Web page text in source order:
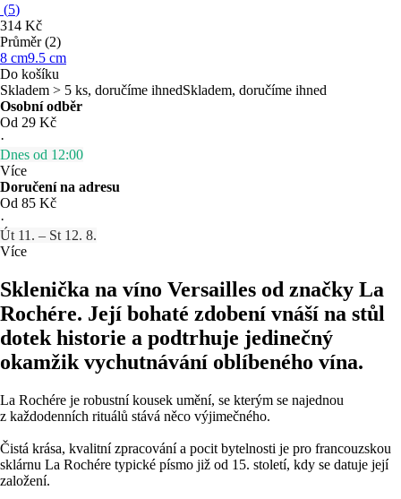
(5)
314 Kč
Průměr (2)
8 cm9.5 cm
Do košíku
Skladem > 5 ks, doručíme ihnedSkladem, doručíme ihned
Osobní odběr
Od 29 Kč
·
Dnes od 12:00
Více
Doručení na adresu
Od 85 Kč
·
Út 11. – St 12. 8.
Více
Sklenička na víno Versailles od značky La
Rochére. Její bohaté zdobení vnáší na stůl
dotek historie a podtrhuje jedinečný
okamžik vychutnávání oblíbeného vína.
La Rochére je robustní kousek umění, se kterým se najednou
z každodenních rituálů stává něco výjimečného.
Čistá krása, kvalitní zpracování a pocit bytelnosti je pro francouzskou
sklárnu La Rochére typické písmo již od 15. století, kdy se datuje její
založení.